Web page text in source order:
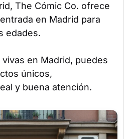
The Cómic Co. ofrece
en Madrid para
edades.
en Madrid, puedes
únicos,
y buena atención.